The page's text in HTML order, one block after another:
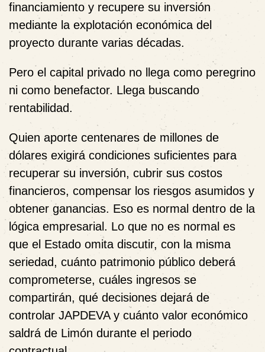
financiamiento y recupere su inversión
mediante la explotación económica del
proyecto durante varias décadas.
Pero el capital privado no llega como peregrino
ni como benefactor. Llega buscando
rentabilidad.
Quien aporte centenares de millones de
dólares exigirá condiciones suficientes para
recuperar su inversión, cubrir sus costos
financieros, compensar los riesgos asumidos y
obtener ganancias. Eso es normal dentro de la
lógica empresarial. Lo que no es normal es
que el Estado omita discutir, con la misma
seriedad, cuánto patrimonio público deberá
comprometerse, cuáles ingresos se
compartirán, qué decisiones dejará de
controlar JAPDEVA y cuánto valor económico
saldrá de Limón durante el periodo